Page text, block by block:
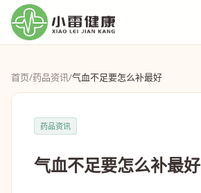
首页/药品资讯/气血不足要怎么补最好
药品资讯
气血不足要怎么补最好